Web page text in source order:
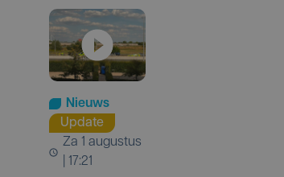
Nieuws
Update
za 1 augustus
| 17:21